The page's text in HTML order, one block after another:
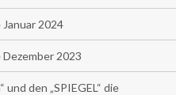
2024
2023
den „SPIEGEL“ die